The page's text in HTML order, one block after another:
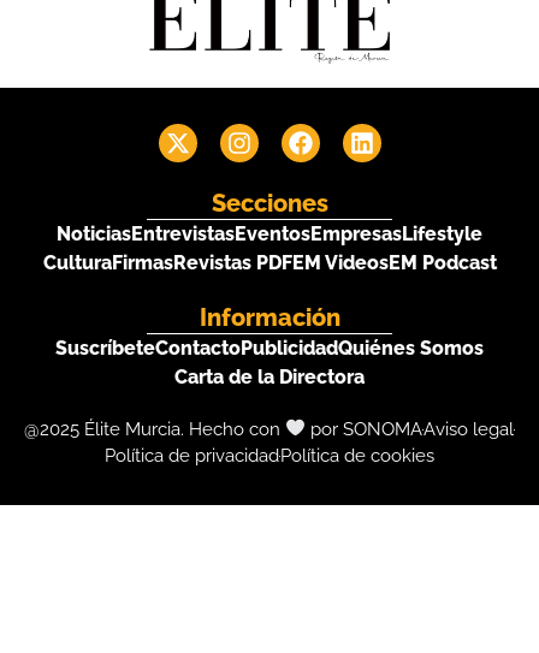
Secciones
NoticiasEntrevistasEventosEmpresasLifestyle
CulturaFirmasRevistas PDFEM VideosEM Podcast
Información
SuscríbeteContactoPublicidadQuiénes Somos
Carta de la Directora
@2025 Élite Murcia. Hecho con por SONOMAAviso legal
Política de privacidadPolítica de cookies